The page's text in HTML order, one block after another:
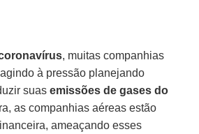
, muitas companhias
à pressão planejando
suasemissões de gases do
as companhias aéreas estão
ameaçando esses